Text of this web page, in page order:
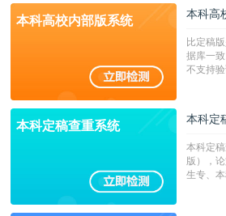
本科高校内部版系统 本科高
比定稿
据库一
不支持
本科定稿查重系统 本科定
本科定
版），
生专、